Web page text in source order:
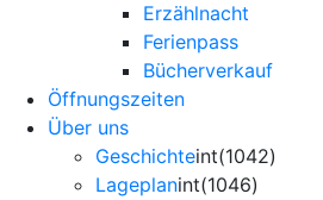
Erzählnacht
Ferienpass
Bücherverkauf
Öffnungszeiten
Über uns
Geschichteint(1042)
Lageplanint(1046)